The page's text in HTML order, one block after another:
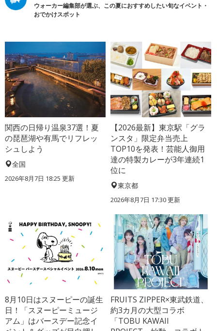
ウォーカー編集部が選ぶ、この夏におすすめしたい旬なイベント・
おでかけスポット
関西の日帰り温泉37選！夏
の琵琶湖や有馬でリフレッ
シュしよう
全国
2026年8月7日 18:25 更新
【2026最新】東京駅「グラ
ンスタ」限定弁当売上
TOP10を発表！芸能人御用
達の特製カレーが3年連続1
位に
東京都
2026年8月7日 17:30更新
8月10日はスヌーピーの誕生
日！「スヌーピーミュージ
アム」はバースデー記念イ
FRUITS ZIPPER×東武鉄道、
約3カ月の大型コラボ
「TOBU KAWAII